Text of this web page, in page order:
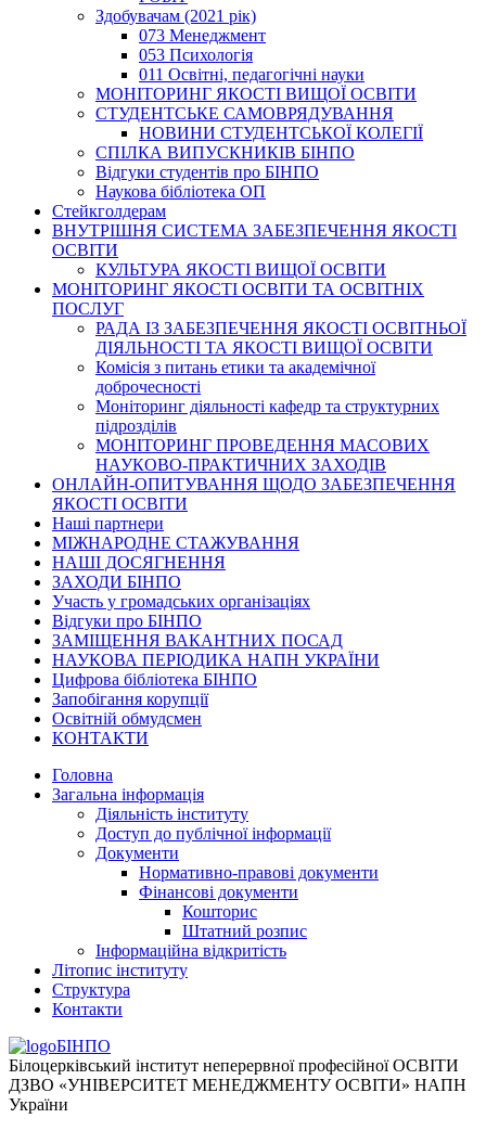
Здобувачам (2021 рік)
073 Менеджмент
053 Психологія
011 Освітні, педагогічні науки
МОНІТОРИНГ ЯКОСТІ ВИЩОЇ ОСВІТИ
СТУДЕНТСЬКЕ САМОВРЯДУВАННЯ
НОВИНИ СТУДЕНТСЬКОЇ КОЛЕГІЇ
СПІЛКА ВИПУСКНИКІВ БІНПО
Відгуки студентів про БІНПО
Наукова бібліотека ОП
Стейкголдерам
ВНУТРІШНЯ СИСТЕМА ЗАБЕЗПЕЧЕННЯ ЯКОСТІ
ОСВІТИ
КУЛЬТУРА ЯКОСТІ ВИЩОЇ ОСВІТИ
МОНІТОРИНГ ЯКОСТІ ОСВІТИ ТА ОСВІТНІХ
ПОСЛУГ
РАДА ІЗ ЗАБЕЗПЕЧЕННЯ ЯКОСТІ ОСВІТНЬОЇ
ДІЯЛЬНОСТІ ТА ЯКОСТІ ВИЩОЇ ОСВІТИ
Комісія з питань етики та академічної
доброчесності
Моніторинг діяльності кафедр та структурних
підрозділів
МОНІТОРИНГ ПРОВЕДЕННЯ МАСОВИХ
НАУКОВО-ПРАКТИЧНИХ ЗАХОДІВ
ОНЛАЙН-ОПИТУВАННЯ ЩОДО ЗАБЕЗПЕЧЕННЯ
ЯКОСТІ ОСВІТИ
Наші партнери
МІЖНАРОДНЕ СТАЖУВАННЯ
НАШІ ДОСЯГНЕННЯ
ЗАХОДИ БІНПО
Участь у громадських організаціях
Відгуки про БІНПО
ЗАМІЩЕННЯ ВАКАНТНИХ ПОСАД
НАУКОВА ПЕРІОДИКА НАПН УКРАЇНИ
Цифрова бібліотека БІНПО
Запобігання корупції
Освітній обмудсмен
КОНТАКТИ
Головна
Загальна інформація
Діяльність інституту
Доступ до публічної інформації
Документи
Нормативно-правові документи
Фінансові документи
Кошторис
Штатний розпис
Інформаційна відкритість
Літопис інституту
Структура
Контакти
БІНПО
Білоцерківський інститут неперервної професійної ОСВІТИ
ДЗВО «УНІВЕРСИТЕТ МЕНЕДЖМЕНТУ ОСВІТИ» НАПН
України